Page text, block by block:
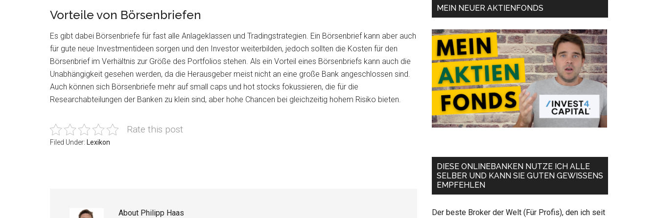
Vorteile von Börsenbriefen
Es gibt dabei Börsenbriefe für fast alle Anlageklassen und Tradingstrategien. Ein Börsenbrief kann aber auch
für gute neue Investmentideen sorgen und den Investor weiterbilden, jedoch sollten die Kosten für den
Börsenbrief im Verhältnis zur Größe des Portfolios stehen. Als ein Vorteil eines Börsenbriefs kann auch die
Unabhängigkeit gesehen werden, da die Herausgeber meist nicht an eine große Bank angeschlossen sind.
Auch können sich Börsenbriefe mehr auf small caps und hot stocks fokussieren, die für die
Researchabteilungen der Banken zu klein sind, aber hohe Chancen bei gleichzeitig hohem Risiko bieten.
Rate this post
Filed Under: Lexikon
About Philipp Haas
MEIN NEUER AKTIENFONDS
DIESE ONLINEBANKEN NUTZE ICH ALLE
SELBER UND KANN SIE GUTEN GEWISSENS
EMPFEHLEN
Der beste Broker der Welt (Für Profis), den ich seit